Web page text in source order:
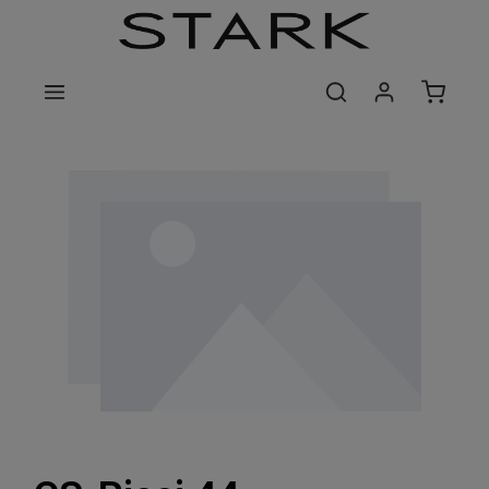
Zum Hauptinhalt springen